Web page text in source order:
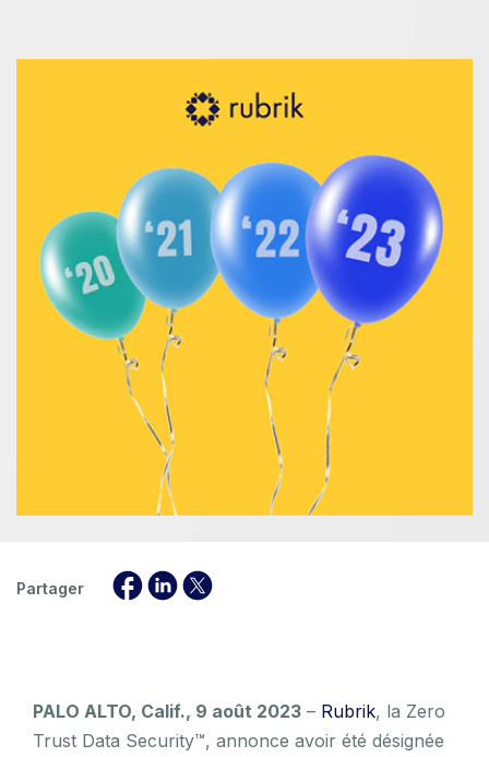
Partager
PALO ALTO, Calif., 9 août 2023 – Rubrik, la Zero
Trust Data Security™, annonce avoir été désignée